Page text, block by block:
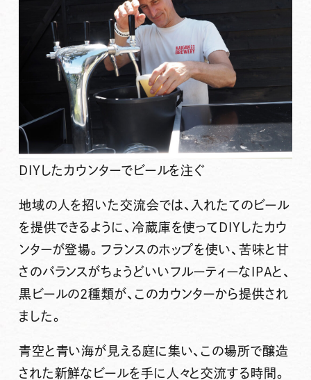
DIYしたカウンターでビールを注ぐ
地域の人を招いた交流会では、入れたてのビール
を提供できるように、冷蔵庫を使ってDIYしたカウ
ンターが登場。フランスのホップを使い、苦味と甘
さのバランスがちょうどいいフルーティーなIPAと、
黒ビールの2種類が、このカウンターから提供され
ました。
青空と青い海が見える庭に集い、この場所で醸造
された新鮮なビールを手に人々と交流する時間。